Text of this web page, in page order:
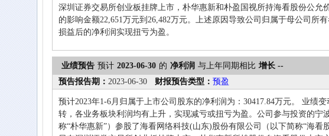
深圳证券交易所创业板挂牌上市，朴华惠新和朴盈国视所持海看股份公允
的影响金额22,651万元到26,482万元。上述原因导致公司归属于母公司所
损益后的净利润实现扭亏为盈。
业绩预告 预计 2023-06-30 的 净利润 与上年同期相比 增长 --
预告报告期： 2023-06-30 财报预告类型： 预盈
预计2023年1-6月归属于上市公司股东的净利润为：30417.84万元。 业绩
转，各业务板块利润均有上升，实现减亏或扭亏为盈。公司参与投资的宁
称“朴华惠新”）参股了海看网络科技(山东)股份有限公司（以下简称“海看